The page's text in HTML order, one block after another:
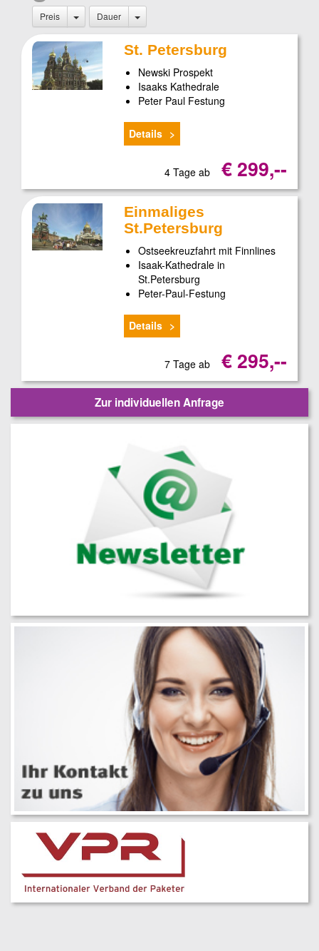
Preis Dauer
St. Petersburg
Newski Prospekt
Isaaks Kathedrale
Peter Paul Festung
Details
4 Tage ab € 299,--
Einmaliges
St.Petersburg
Ostseekreuzfahrt mit Finnlines
Isaak-Kathedrale in
St.Petersburg
Peter-Paul-Festung
Details
7 Tage ab € 295,--
Zur individuellen Anfrage